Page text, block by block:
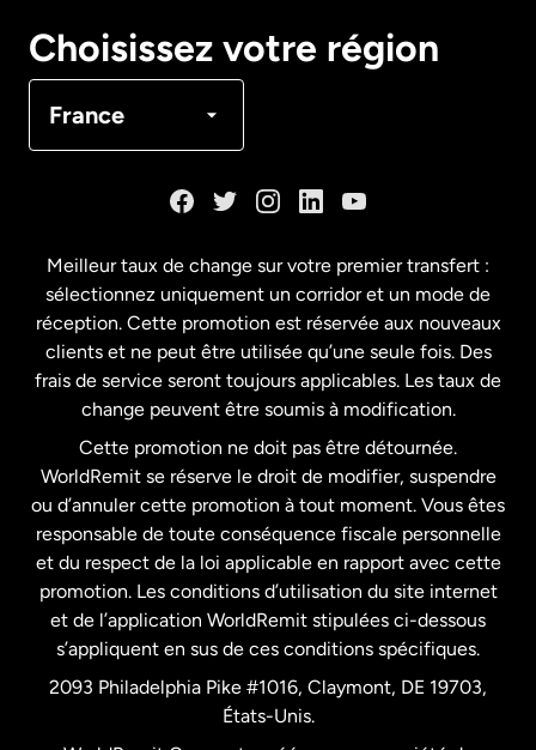
Choisissez votre région
France
Français
États-Unis English
États-Unis Español
France
Malaisie
Nouvelle-Zélande
Pays-Bas
Meilleur taux de change sur votre premier transfert :
sélectionnez uniquement un corridor et un mode de
réception. Cette promotion est réservée aux nouveaux
clients et ne peut être utilisée qu’une seule fois. Des
frais de service seront toujours applicables. Les taux de
change peuvent être soumis à modification.
Cette promotion ne doit pas être détournée.
WorldRemit se réserve le droit de modifier, suspendre
ou d’annuler cette promotion à tout moment. Vous êtes
responsable de toute conséquence fiscale personnelle
et du respect de la loi applicable en rapport avec cette
promotion. Les conditions d’utilisation du site internet
et de l’application WorldRemit stipulées ci-dessous
s’appliquent en sus de ces conditions spécifiques.
2093 Philadelphia Pike #1016, Claymont, DE 19703,
États-Unis.